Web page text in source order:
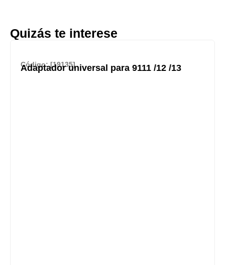
Quizás te interese
Código: [19135]
Adaptador universal para 9111 /12 /13